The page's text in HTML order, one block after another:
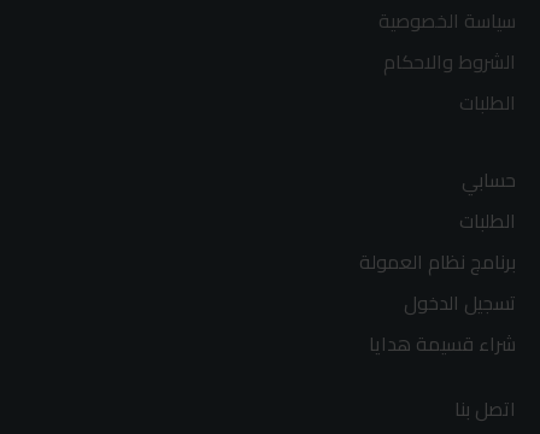
سياسة الخصوصية
الشروط والاحكام
الطلبات
حسابي
الطلبات
برنامج نظام العمولة
تسجيل الدخول
شراء قسيمة هدايا
اتصل بنا